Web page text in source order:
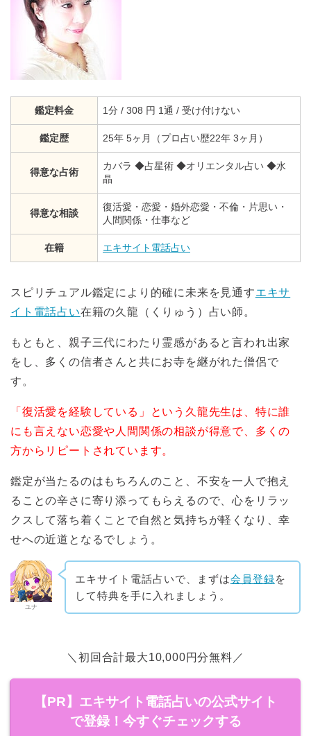
鑑定料金 1分 / 308 円 1通 / 受け付けない
鑑定歴 25年 5ヶ月（プロ占い歴22年 3ヶ月）
得意な占術
カバラ ◆占星術 ◆オリエンタル占い ◆水
晶
得意な相談
復活愛・恋愛・婚外恋愛・不倫・片思い・
人間関係・仕事など
在籍 エキサイト電話占い
スピリチュアル鑑定により的確に未来を見通すエキサ
イト電話占い在籍の久龍（くりゅう）占い師。
もともと、親子三代にわたり霊感があると言われ出家
をし、多くの信者さんと共にお寺を継がれた僧侶で
す。
「復活愛を経験している」という久龍先生は、特に誰
にも言えない恋愛や人間関係の相談が得意で、多くの
方からリピートされています。
鑑定が当たるのはもちろんのこと、不安を一人で抱え
ることの辛さに寄り添ってもらえるので、心をリラッ
クスして落ち着くことで自然と気持ちが軽くなり、幸
せへの近道となるでしょう。
ユナ
エキサイト電話占いで、まずは会員登録を
して特典を手に入れましょう。
＼初回合計最大10,000円分無料／
【PR】エキサイト電話占いの公式サイト
で登録！今すぐチェックする